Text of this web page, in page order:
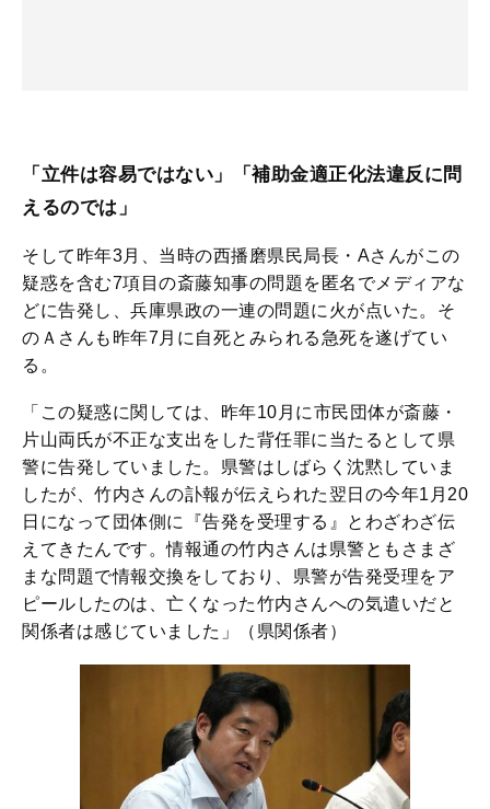
「立件は容易ではない」「補助金適正化法違反に問
えるのでは」
そして昨年3月、当時の西播磨県民局長・Aさんがこの
疑惑を含む7項目の斎藤知事の問題を匿名でメディアな
どに告発し、兵庫県政の一連の問題に火が点いた。そ
のＡさんも昨年7月に自死とみられる急死を遂げてい
る。
「この疑惑に関しては、昨年10月に市民団体が斎藤・
片山両氏が不正な支出をした背任罪に当たるとして県
警に告発していました。県警はしばらく沈黙していま
したが、竹内さんの訃報が伝えられた翌日の今年1月20
日になって団体側に『告発を受理する』とわざわざ伝
えてきたんです。情報通の竹内さんは県警ともさまざ
まな問題で情報交換をしており、県警が告発受理をア
ピールしたのは、亡くなった竹内さんへの気遣いだと
関係者は感じていました」（県関係者）